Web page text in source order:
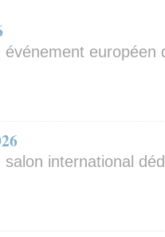
événement européen
salon international